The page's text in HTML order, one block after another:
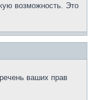
возможность. Это
ваших прав